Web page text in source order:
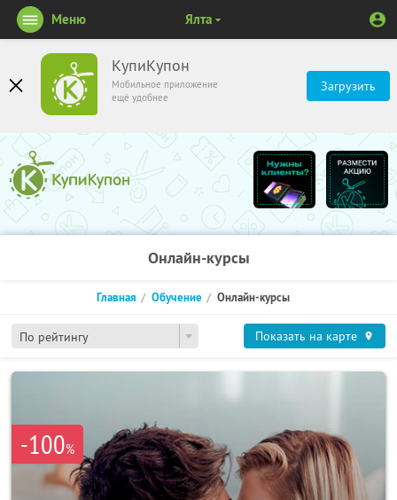
КупиКупон
Мобильное приложение
ещё удобнее
Загрузить
Меню Ялта
Онлайн-курсы
По рейтингу
Главная Обучение Онлайн-курсы
Показать на карте
-100%